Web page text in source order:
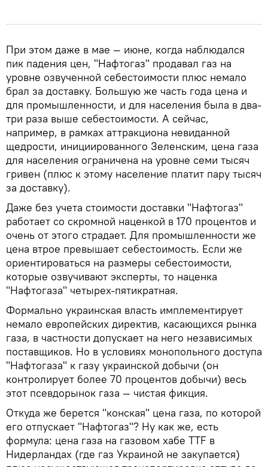
При этом даже в мае — июне, когда наблюдался
пик падения цен, "Нафтогаз" продавал газ на
уровне озвученной себестоимости плюс немало
брал за доставку. Большую же часть года цена и
для промышленности, и для населения была в два-
три раза выше себестоимости. А сейчас,
например, в рамках аттракциона невиданной
щедрости, инициированного Зеленским, цена газа
для населения ограничена на уровне семи тысяч
гривен (плюс к этому население платит пару тысяч
за доставку).
Даже без учета стоимости доставки "Нафтогаз"
работает со скромной наценкой в 170 процентов и
очень от этого страдает. Для промышленности же
цена втрое превышает себестоимость. Если же
ориентироваться на размеры себестоимости,
которые озвучивают эксперты, то наценка
"Нафтогаза" четырех-пятикратная.
Формально украинская власть имплементирует
немало европейских директив, касающихся рынка
газа, в частности допускает на него независимых
поставщиков. Но в условиях монопольного доступа
"Нафтогаза" к газу украинской добычи (он
контролирует более 70 процентов добычи) весь
этот псевдорынок газа — чистая фикция.
Откуда же берется "конская" цена газа, по которой
его отпускает "Нафтогаз"? Ну как же, есть
формула: цена газа на газовом хабе TTF в
Нидерландах (где газ Украиной не закупается)